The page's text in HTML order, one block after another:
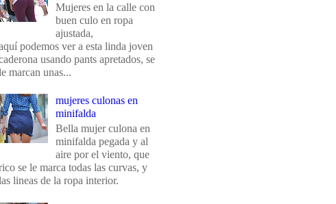
Mujeres en la calle con
buen culo en ropa
ajustada,
podemos ver a esta linda joven
usando pants apretados, se
marcan unas...
mujeres culonas en
minifalda
Bella mujer culona en
minifalda pegada y al
aire por el viento, que
se le marca todas las curvas, y
lineas de la ropa interior.